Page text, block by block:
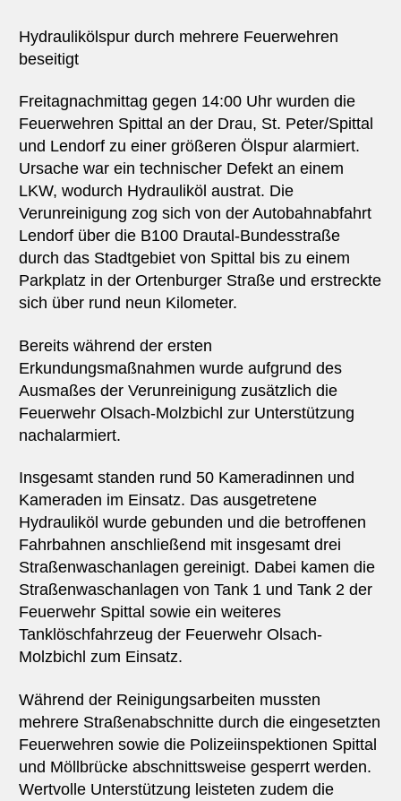
Hydraulikölspur durch mehrere Feuerwehren
beseitigt
Freitagnachmittag gegen 14:00 Uhr wurden die
Feuerwehren Spittal an der Drau, St. Peter/Spittal
und Lendorf zu einer größeren Ölspur alarmiert.
Ursache war ein technischer Defekt an einem
LKW, wodurch Hydrauliköl austrat. Die
Verunreinigung zog sich von der Autobahnabfahrt
Lendorf über die B100 Drautal-Bundesstraße
durch das Stadtgebiet von Spittal bis zu einem
Parkplatz in der Ortenburger Straße und erstreckte
sich über rund neun Kilometer.
Bereits während der ersten
Erkundungsmaßnahmen wurde aufgrund des
Ausmaßes der Verunreinigung zusätzlich die
Feuerwehr Olsach-Molzbichl zur Unterstützung
nachalarmiert.
Insgesamt standen rund 50 Kameradinnen und
Kameraden im Einsatz. Das ausgetretene
Hydrauliköl wurde gebunden und die betroffenen
Fahrbahnen anschließend mit insgesamt drei
Straßenwaschanlagen gereinigt. Dabei kamen die
Straßenwaschanlagen von Tank 1 und Tank 2 der
Feuerwehr Spittal sowie ein weiteres
Tanklöschfahrzeug der Feuerwehr Olsach-
Molzbichl zum Einsatz.
Während der Reinigungsarbeiten mussten
mehrere Straßenabschnitte durch die eingesetzten
Feuerwehren sowie die Polizeiinspektionen Spittal
und Möllbrücke abschnittsweise gesperrt werden.
Wertvolle Unterstützung leisteten zudem die